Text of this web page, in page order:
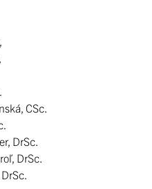
CSc.
DrSc.
DrSc.